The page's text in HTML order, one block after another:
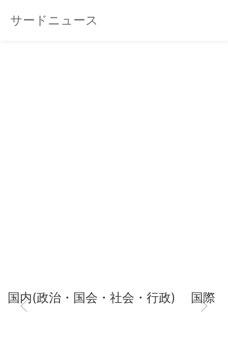
サードニュース
国内(政治・国会・社会・行政) 国際